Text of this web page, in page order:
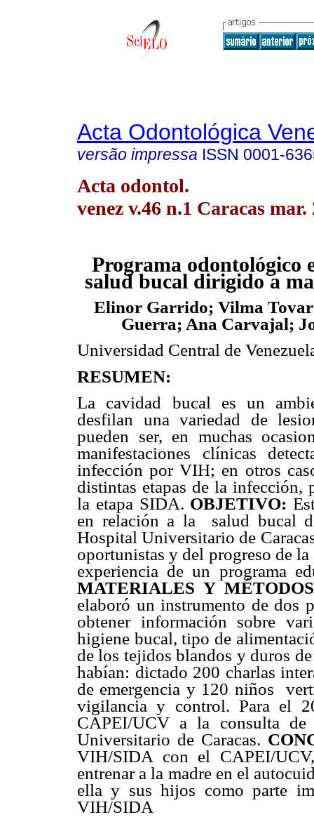
Acta Odontológica
versão impressa ISSN 0001-
Acta odontol.
venez v.46 n.1 Caracas mar.
Programa odontológico
salud bucal dirigido a
Elinor Garrido; Vilma
Guerra; Ana Carvajal;
Universidad Central de
RESUMEN:
La cavidad bucal es un
desfilan una variedad de
pueden ser, en muchas
manifestaciones clínicas
infección por VIH; en otros
distintas etapas de la infección,
la etapa SIDA. OBJETIVO:
en relación a la
salud bucal
Hospital Universitario de
oportunistas y del progreso de la
experiencia de un programa
MATERIALES Y
elaboró un instrumento de dos
obtener información sobre
higiene bucal, tipo de
de los tejidos blandos y duros
habían: dictado 200 charlas
de emergencia y 120 niños
vigilancia y control. Para el
CAPEI/UCV a la consulta
Universitario de Caracas.
VIH/SIDA con el CAPEI/UCV,
entrenar a la madre en el
ella y sus hijos como parte
VIH/SIDA